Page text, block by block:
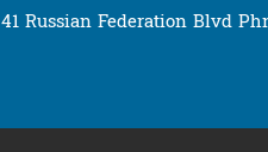
Russian Federation Blvd